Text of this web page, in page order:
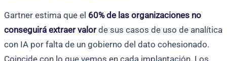
Gartner estima que el 60% de las organizaciones no
conseguirá extraer valorde sus casos de uso de analítica
con IA por falta de un gobierno del dato cohesionado.
Coincide con lo que vemos en cada implantación. Los